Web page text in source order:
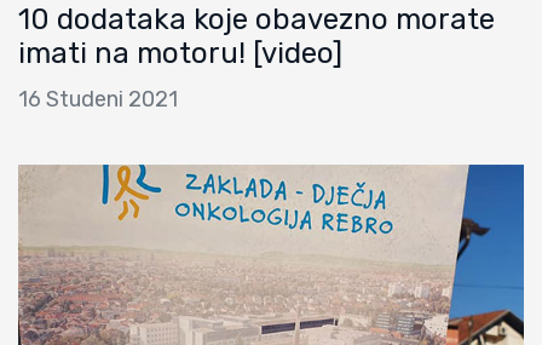
10 dodataka koje obavezno morate
imati na motoru! [video]
16 Studeni 2021